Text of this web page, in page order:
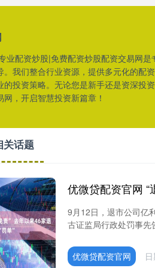
业配资炒股|免费配资炒股配资交易网
。我们整合行业资源，提供多元化的配
的投资策略。无论您是新手还是资深投
，开启智慧投资新篇章！
关话题
9月12日，退市公司亿
古证监局行政处罚事
优微贷配资官网